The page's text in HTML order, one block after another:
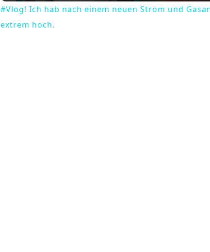
#Vlog! Ich hab nach einem neuen Strom und
extrem hoch.